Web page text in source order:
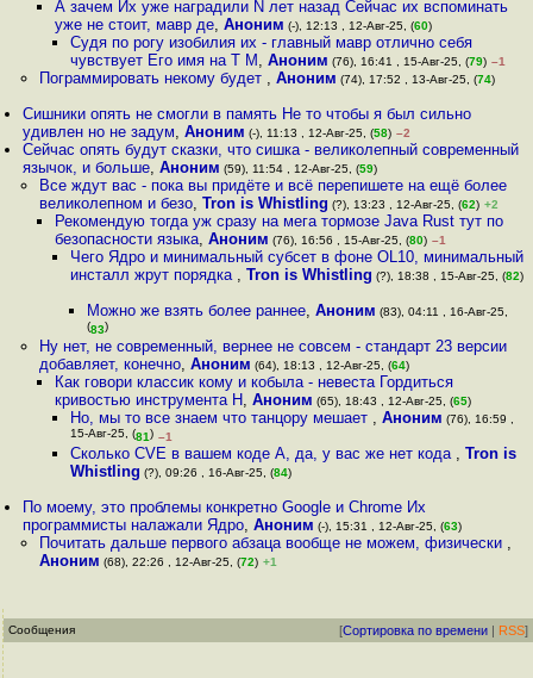
А зачем Их уже наградили N лет назад Сейчас их вспоминать
уже не стоит, мавр де, Аноним (-), 12:13 , 12-Авг-25, (60)
Судя по рогу изобилия их - главный мавр отлично себя
чувствует Его имя на Т М ,Аноним (76), 16:41 , 15-Авг-25, (79) –1
Пограммировать некому будет , Аноним (74), 17:52 , 13-Авг-25, (74)
Сишники опять не смогли в память Не то чтобы я был сильно
удивлен но не задум,Аноним (-), 11:13 , 12-Авг-25, (58) –2
Сейчас опять будут сказки, что сишка - великолепный современный
язычок, и больше,Аноним (59), 11:54 , 12-Авг-25, (59)
Все ждут вас - пока вы придёте и всё перепишете на ещё более
великолепном и безо, Tron is Whistling (?), 13:23 , 12-Авг-25, (62) +2
Рекомендую тогда уж сразу на мега тормозе Java Rust тут по
безопасности языка, Аноним (76), 16:56 , 15-Авг-25, (80) –1
Чего Ядро и минимальный субсет в фоне OL10, минимальный
инсталл жрут порядка ,Tron is Whistling (?), 18:38 , 15-Авг-25, (82)
Можно же взять более раннее, Аноним (83), 04:11 , 16-Авг-25,
(83)
Ну нет, не современный, вернее не совсем - стандарт 23 версии
добавляет, конечно, Аноним (64), 18:13 , 12-Авг-25, (64)
Как говори классик кому и кобыла - невеста Гордиться
кривостью инструмента Н, Аноним (65), 18:43 , 12-Авг-25, (65)
Но, мы то все знаем что танцору мешает ,Аноним (76), 16:59 ,
15-Авг-25, (81) –1
Сколько CVE в вашем коде А, да, у вас же нет кода ,Tron is
Whistling (?), 09:26 , 16-Авг-25, (84)
По моему, это проблемы конкретно Google и Chrome Их
программисты налажали Ядро,Аноним (-), 15:31 , 12-Авг-25, (63)
Почитать дальше первого абзаца вообще не можем, физически ,
Аноним (68), 22:26 , 12-Авг-25, (72) +1
Сообщения [Сортировка по времени | RSS]